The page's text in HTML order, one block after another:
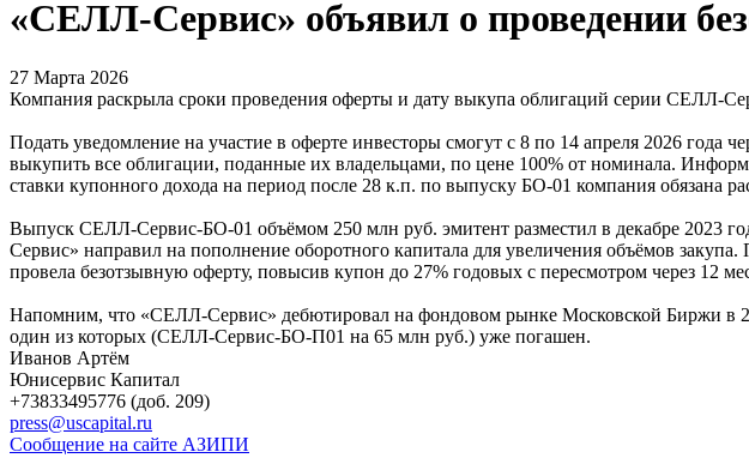
«СЕЛЛ-Сервис» объявил о проведении
27 Марта 2026
Компания раскрыла сроки проведения оферты и дату выкупа облигаций серии СЕЛЛ-
Подать уведомление на участие в оферте инвесторы смогут с 8 по 14 апреля 2026
выкупить все облигации, поданные их владельцами, по цене 100% от номинала.
ставки купонного дохода на период после 28 к.п. по выпуску БО-01 компания обязана
Выпуск СЕЛЛ-Сервис-БО-01 объёмом 250 млн руб. эмитент разместил в декабре 2023
Сервис» направил на пополнение оборотного капитала для увеличения объёмов
провела безотзывную оферту, повысив купон до 27% годовых с пересмотром через 12
Напомним, что «СЕЛЛ-Сервис» дебютировал на фондовом рынке Московской Биржи в
один из которых (СЕЛЛ-Сервис-БО-П01 на 65 млн руб.) уже погашен.
Иванов Артём
Юнисервис Капитал
+73833495776 (доб. 209)
press@uscapital.ru
Сообщение на сайте АЗИПИ